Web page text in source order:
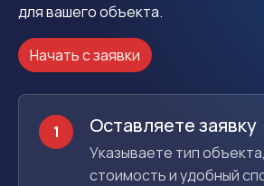
для вашего объекта.
Начать с заявки
1 Оставляете заявку
Указываете тип
стоимость и удобный